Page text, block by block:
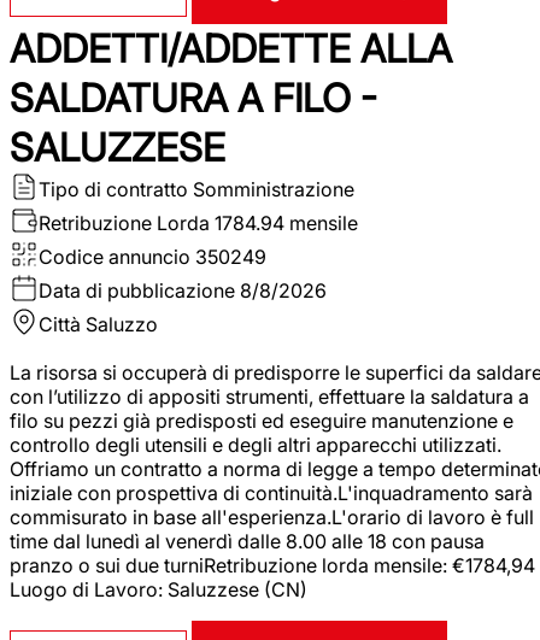
ADDETTI/ADDETTE ALLA
SALDATURA A FILO -
SALUZZESE
Tipo di contratto Somministrazione
Retribuzione Lorda 1784.94 mensile
Codice annuncio 350249
Data di pubblicazione 8/8/2026
Città Saluzzo
La risorsa si occuperà di predisporre le superfici da
con l’utilizzo di appositi strumenti, effettuare la saldatura a
filo su pezzi già predisposti ed eseguire manutenzione e
controllo degli utensili e degli altri apparecchi utilizzati.
Offriamo un contratto a norma di legge a tempo
iniziale con prospettiva di continuità.L'inquadramento sarà
commisurato in base all'esperienza.L'orario di lavoro è full
time dal lunedì al venerdì dalle 8.00 alle 18 con pausa
pranzo o sui due turniRetribuzione lorda mensile: €1784,94
Luogo di Lavoro: Saluzzese (CN)